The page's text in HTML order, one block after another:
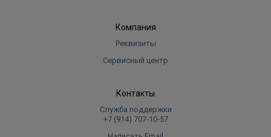
Компания
Реквизиты
Сервисный центр
Контакты
Служба поддержки
+7 (914) 707‑10‑57